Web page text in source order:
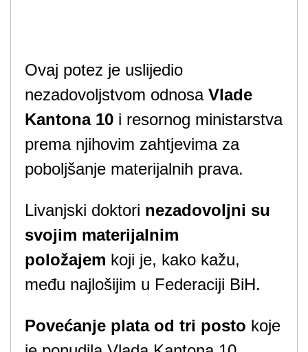
Ovaj potez je uslijedio
nezadovoljstvom odnosa Vlade
Kantona 10 i resornog ministarstva
prema njihovim zahtjevima za
poboljšanje materijalnih prava.
Livanjski doktori nezadovoljni su
svojim materijalnim
položajem koji je, kako kažu,
među najlošijim u Federaciji BiH.
Povećanje plata od tri posto koje